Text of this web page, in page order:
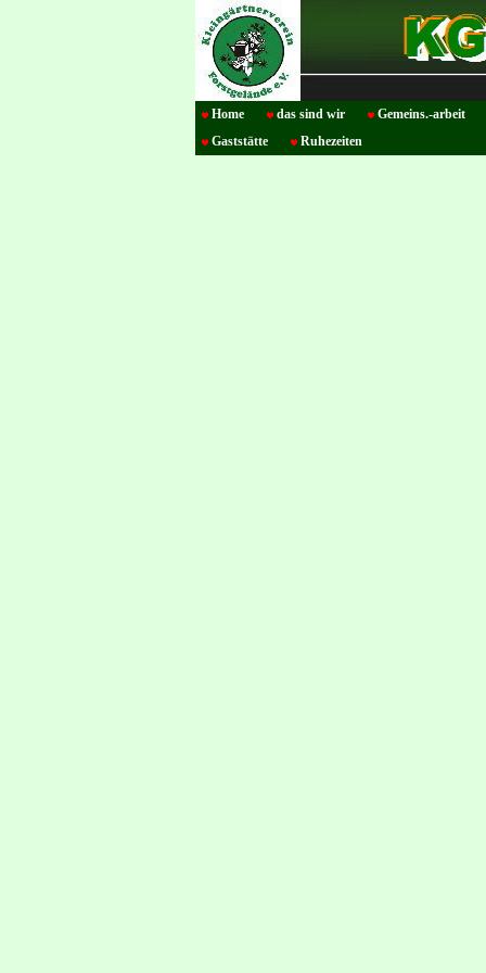
Home das sind wir Gemeins.-arbeit
Gaststätte
Ruhezeiten